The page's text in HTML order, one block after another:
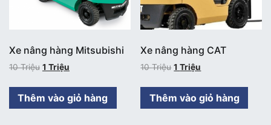
Xe nâng hàng Mitsubishi
10Triệu 1 Triệu
Thêm vào giỏ hàng
Xe nâng hàng CAT
10Triệu 1Triệu
Thêm vào giỏ hàng